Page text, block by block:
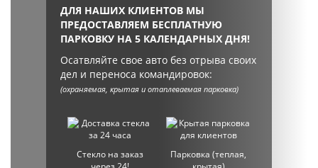
ДЛЯ НАШИХ КЛИЕНТОВ МЫ
ПРЕДОСТАВЛЯЕМ БЕСПЛАТНУЮ
ПАРКОВКУ НА 5 КАЛЕНДАРНЫХ ДНЯ!
Осатвляйте свое авто без отрыва своих
дел и переноса командировок:
(охраняемая, крытая и отаплеваемая парковка)
Стекло на заказ
Парковка (теплая,